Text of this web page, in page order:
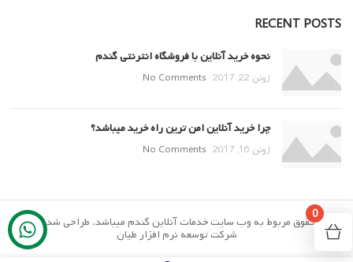
RECENT POSTS
نحوه خرید آنلاین با فروشگاه انترنتی گندم
ژوئن 22, 2017 No Comments
چرا خرید آنلاین امن ترین راه خرید میباشد؟
ژوئن 16, 2017 No Comments
تمام حقوق مربوط به وب سایت خدمات آنلاین گندم میباشد. طراحی شده توسط
شرکت توسعه نرم افزار طیان
0